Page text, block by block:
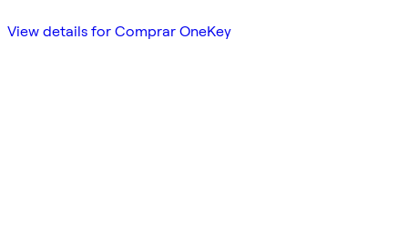
View details for Comprar OneKey